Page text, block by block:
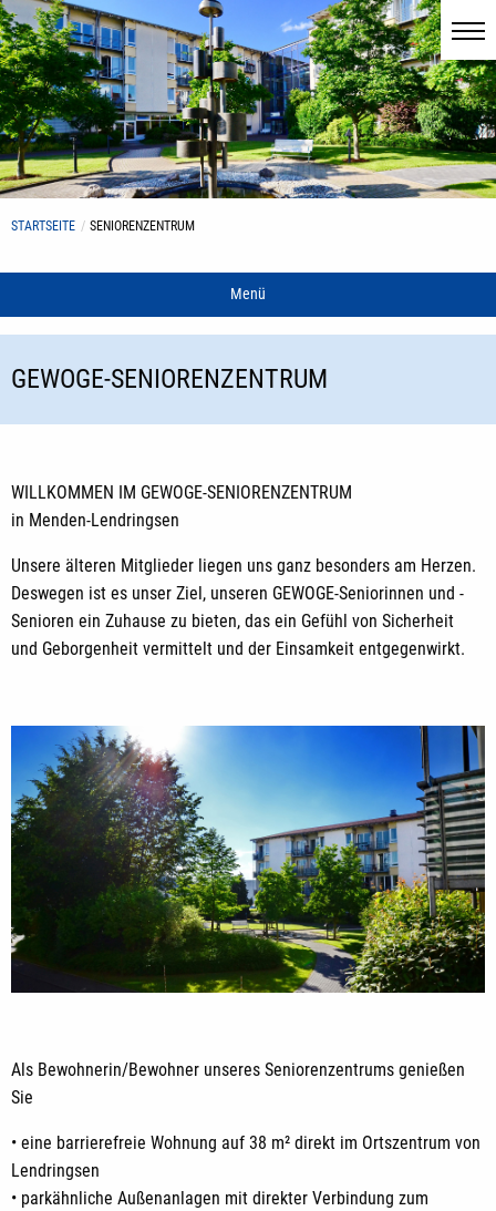
STARTSEITE SENIORENZENTRUM
Menü
GEWOGE-SENIORENZENTRUM
WILLKOMMEN IM GEWOGE-SENIORENZENTRUM
in Menden-Lendringsen
Unsere älteren Mitglieder liegen uns ganz besonders am Herzen.
Deswegen ist es unser Ziel, unseren GEWOGE-Seniorinnen und -
Senioren ein Zuhause zu bieten, das ein Gefühl von Sicherheit
und Geborgenheit vermittelt und der Einsamkeit entgegenwirkt.
Als Bewohnerin/Bewohner unseres Seniorenzentrums genießen
Sie
• eine barrierefreie Wohnung auf 38 m² direkt im Ortszentrum von
Lendringsen
• parkähnliche Außenanlagen mit direkter Verbindung zum